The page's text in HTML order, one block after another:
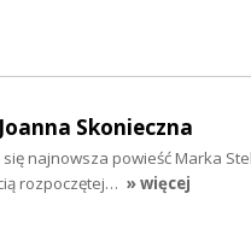
Skonieczna
najnowsza powieść Marka
rozpoczętej… » więcej